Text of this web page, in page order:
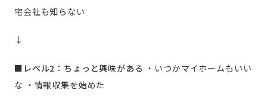
宅会社も知らない
↓
■レベル2：ちょっと興味がある ・いつかマイホームもいい
な ・情報収集を始めた